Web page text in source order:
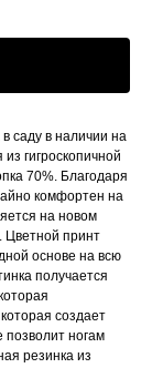
саду в наличии на
гигроскопичной
70%. Благодаря
комфортен на
на новом
Цветной принт
основе на всю
получается
создает
позволит ногам
резинка из